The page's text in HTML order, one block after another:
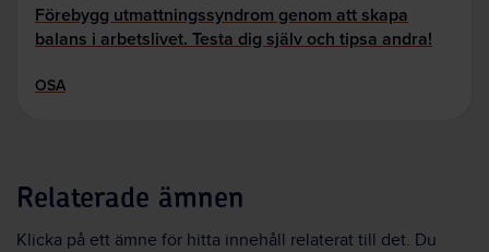
Förebygg utmattningssyndrom genom att skapa
balans i arbetslivet. Testa dig själv och tipsa andra!
OSA
Relaterade ämnen
Klicka på ett ämne för hitta innehåll relaterat till det. Du